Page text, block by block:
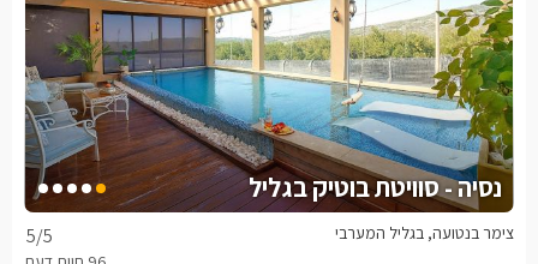
נסיה - סוויטת בוטיק בגליל
5/5 צימר בנטועה, בגליל המערבי